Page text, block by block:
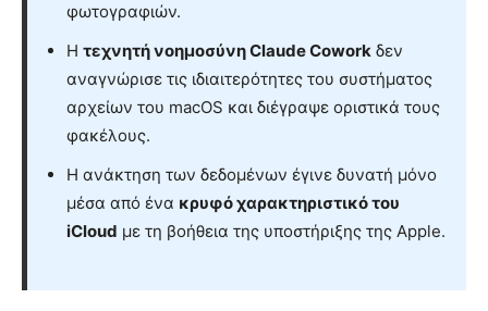
φωτογραφιών.
Η τεχνητή νοημοσύνη Claude Cowork δεν
αναγνώρισε τις ιδιαιτερότητες του συστήματος
αρχείων του macOS και διέγραψε οριστικά τους
φακέλους.
Η ανάκτηση των δεδομένων έγινε δυνατή μόνο
μέσα από ένα κρυφό χαρακτηριστικό του
iCloud με τη βοήθεια της υποστήριξης της Apple.